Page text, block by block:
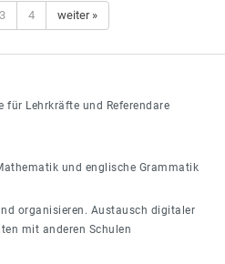
3 4 weiter »
für Lehrkräfte und Referendare
und englische Grammatik
organisieren. Austausch digitaler
mit anderen Schulen